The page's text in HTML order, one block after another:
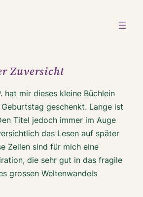
Zuversicht
hat mir dieses kleine Büchlein
geschenkt. Lange ist
Titel jedoch immer im Auge
das Lesen auf später
Zeilen sind für mich eine
die sehr gut in das fragile
grossen Weltenwandels